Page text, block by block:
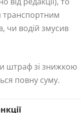
транспортним
чи водій змусив
штраф зі знижкою
повну суму.